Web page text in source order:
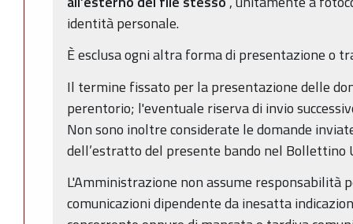
identità personale.
È esclusa ogni altra forma di presentazione o
Il termine fissato per la presentazione delle
perentorio; l'eventuale riserva di invio
Non sono inoltre considerate le domande
dell’estratto del presente bando nel Bollettino
L'Amministrazione non assume responsabilità
comunicazioni dipendente da inesatta